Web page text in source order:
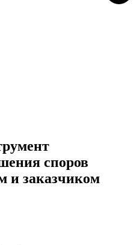
споров
и заказчиком